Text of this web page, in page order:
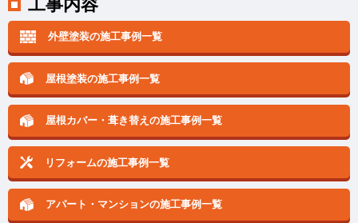
工事内容
外壁塗装の施工事例一覧
屋根塗装の施工事例一覧
屋根カバー・葺き替えの施工事例一覧
リフォームの施工事例一覧
アパート・マンションの施工事例一覧